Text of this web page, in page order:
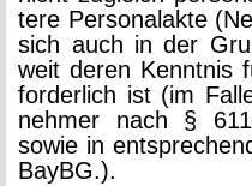
te­re Per­so­nal­ak­te
sich auch in der
weit deren Kennt­nis
for­der­lich ist (im
neh­mer nach §
sowie in
BayBG.).